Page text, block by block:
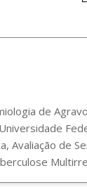
de
de